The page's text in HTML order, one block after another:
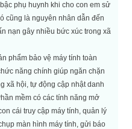
phụ huynh khi cho con em sử
cũng là nguyên nhân dẫn đến
nạn gây nhiều bức xúc trong xã
phẩm bảo vệ máy tính toàn
năng chính giúp ngăn chặn
xã hội, tự động cập nhật danh
mềm có các tính năng mở
cái truy cập máy tính, quản lý
màn hình máy tính, gửi báo